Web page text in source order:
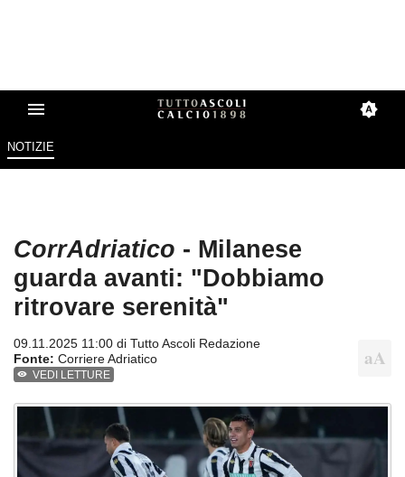
NOTIZIE
CorrAdriatico - Milanese
guarda avanti: "Dobbiamo
ritrovare serenità"
09.11.2025 11:00 di Tutto Ascoli Redazione
Fonte: Corriere Adriatico
VEDI LETTURE